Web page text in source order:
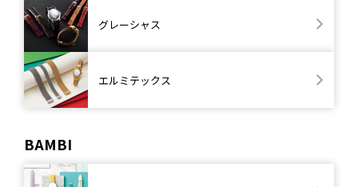
グレーシャス
エルミテックス
BAMBI